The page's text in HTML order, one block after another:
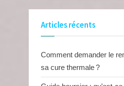
Articles récents
Comment demander le
sa cure thermale ?